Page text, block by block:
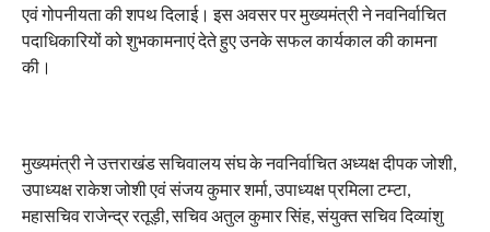
एवं गोपनीयता की शपथ दिलाई। इस अवसर पर मुख्यमंत्री ने नवनिर्वाचित
पदाधिकारियों को शुभकामनाएं देते हुए उनके सफल कार्यकाल की कामना
की।
मुख्यमंत्री ने उत्तराखंड सचिवालय संघ के नवनिर्वाचित अध्यक्ष दीपक जोशी,
उपाध्यक्ष राकेश जोशी एवं संजय कुमार शर्मा, उपाध्यक्ष प्रमिला टम्टा,
महासचिव राजेन्द्र रतूड़ी, सचिव अतुल कुमार सिंह, संयुक्त सचिव दिव्यांशु